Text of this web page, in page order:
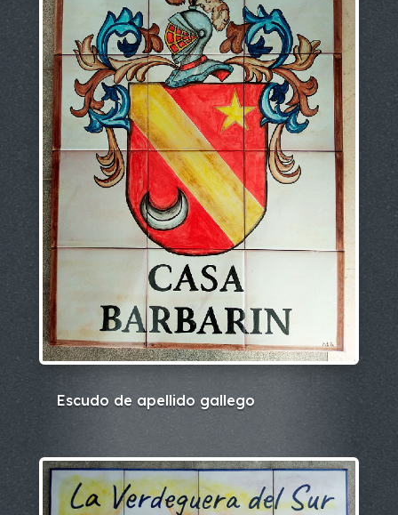
Escudo de apellido gallego